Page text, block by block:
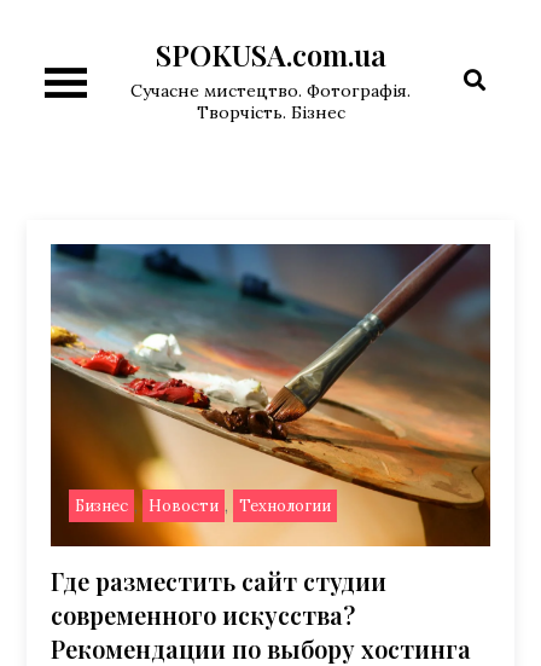
содержимому
SPOKUSA.com.ua
Сучасне мистецтво. Фотографія.
Творчість. Бізнес
Бизнес , Новости , Технологии
Где разместить сайт студии
современного искусства?
Рекомендации по выбору хостинга